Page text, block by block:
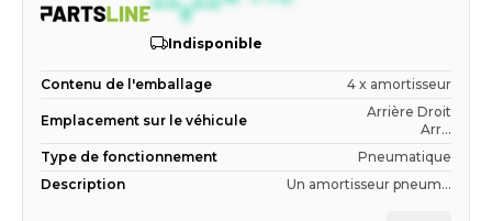
Indisponible
Contenu de l'emballage 4 x amortisseur
Emplacement sur le véhicule
Arrière Droit
Arr...
Type de fonctionnement
Pneumatique
Description
Un amortisseur pneum...